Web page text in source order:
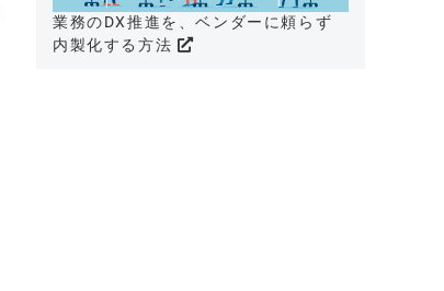
業務のDX推進を、ベンダーに頼らず
内製化する方法